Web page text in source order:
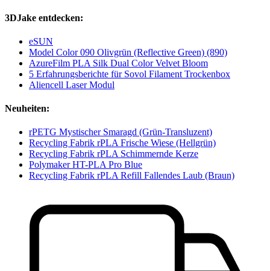
3DJake entdecken:
eSUN
Model Color 090 Olivgrün (Reflective Green) (890)
AzureFilm PLA Silk Dual Color Velvet Bloom
5 Erfahrungsberichte für Sovol Filament Trockenbox
Aliencell Laser Modul
Neuheiten:
rPETG Mystischer Smaragd (Grün-Transluzent)
Recycling Fabrik rPLA Frische Wiese (Hellgrün)
Recycling Fabrik rPLA Schimmernde Kerze
Polymaker HT-PLA Pro Blue
Recycling Fabrik rPLA Refill Fallendes Laub (Braun)